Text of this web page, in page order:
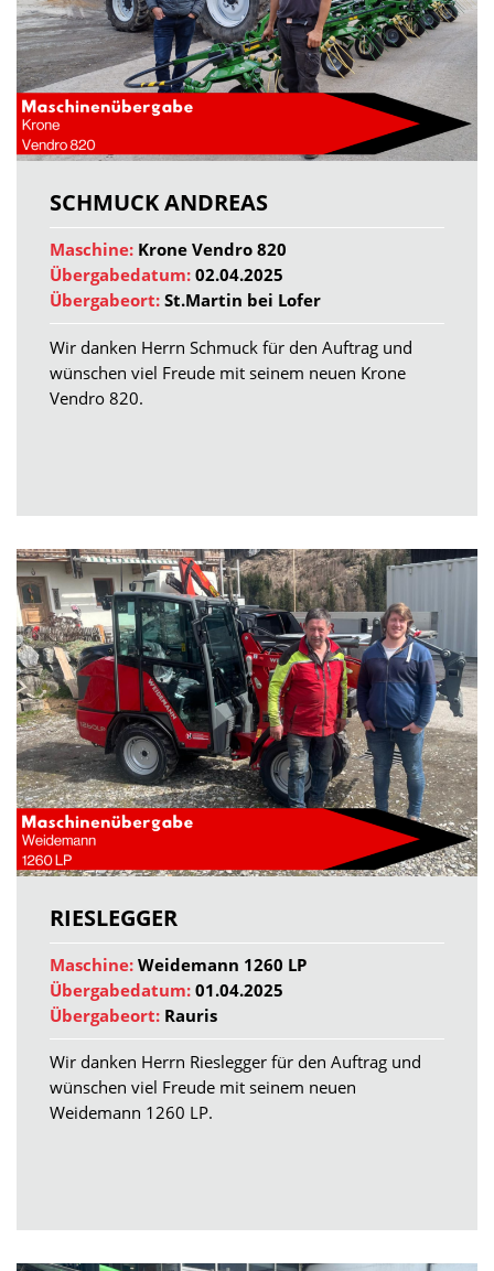
SCHMUCK ANDREAS
Maschine: Krone Vendro 820
Übergabedatum: 02.04.2025
Übergabeort: St.Martin bei Lofer
Wir danken Herrn Schmuck für den Auftrag und
wünschen viel Freude mit seinem neuen Krone
Vendro 820.
RIESLEGGER
Maschine: Weidemann 1260 LP
Übergabedatum: 01.04.2025
Übergabeort: Rauris
Wir danken Herrn Rieslegger für den Auftrag und
wünschen viel Freude mit seinem neuen
Weidemann 1260 LP.